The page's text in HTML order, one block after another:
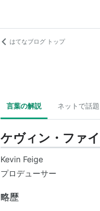
はてなブログ トップ
言葉の解説 ネットで話題
ケヴィン・ファ
Kevin Feige
プロデューサー
略歴